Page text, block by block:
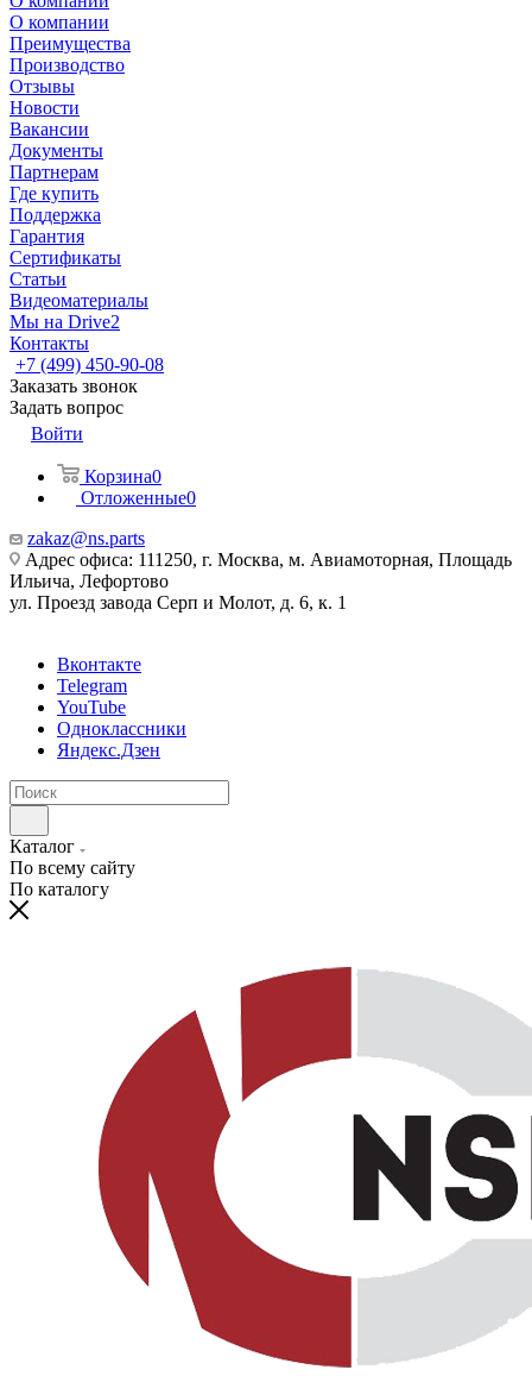
О компании
Преимущества
Производство
Отзывы
Новости
Вакансии
Документы
Партнерам
Где купить
Поддержка
Гарантия
Сертификаты
Статьи
Видеоматериалы
Мы на Drive2
Контакты
+7 (499) 450-90-08
Заказать звонок
Задать вопрос
Войти
Корзина0
Отложенные0
zakaz@ns.parts
Адрес офиса: 111250, г. Москва, м. Авиамоторная, Площадь
Ильича, Лефортово
ул. Проезд завода Серп и Молот, д. 6, к. 1
Вконтакте
Telegram
YouTube
Одноклассники
Яндекс.Дзен
Каталог
По всему сайту
По каталогу